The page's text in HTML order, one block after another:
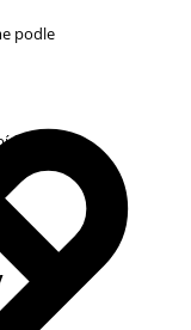
podle
podle